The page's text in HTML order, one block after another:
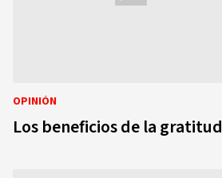
OPINIÓN
Los beneficios de la gratitud